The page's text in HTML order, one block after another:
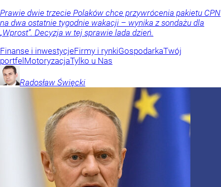
Prawie dwie trzecie Polaków chce przywrócenia pakietu CPN
na dwa ostatnie tygodnie wakacji – wynika z sondażu dla
„Wprost”. Decyzja w tej sprawie lada dzień.
Finanse i inwestycjeFirmy i rynkiGospodarkaTwój
portfelMotoryzacjaTylko u Nas
Radosław Święcki